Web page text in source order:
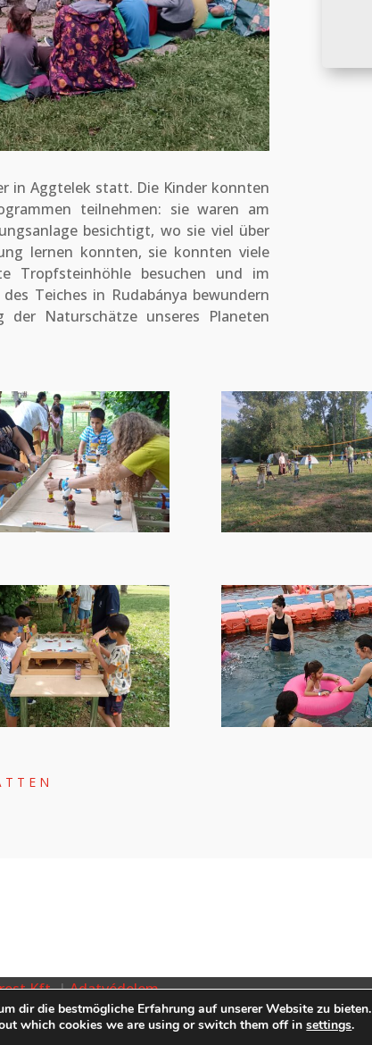
in Aggtelek statt. Die Kinder konnten
teilnehmen: sie waren am
besichtigt, wo sie viel über
lernen konnten, sie konnten viele
Tropfsteinhöhle besuchen und im
Teiches in Rudabánya bewundern
der Naturschätze unseres Planeten
Kft.|Adatvédelem
dir die bestmögliche Erfahrung auf unserer Website zu bieten.
which cookies we are using or switch them off insettings.